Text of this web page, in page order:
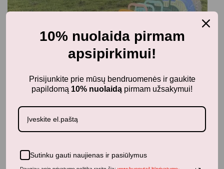
10% nuolaida pirmam
apsipirkimui!
Prisijunkite prie mūsų bendruomenės ir gaukite
papildomą 10% nuolaidą pirmam užsakymui!
Sutinku gauti naujienas ir pasiūlymus